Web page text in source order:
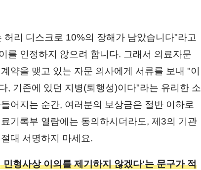
리 디스크로 10%의 장해가 남았습니다"라고
를 인정하지 않으려 합니다. 그래서 의료자문
약을 맺고 있는 자문 의사에게 서류를 보내 "이
, 기존에 있던 지병(퇴행성)이다"라는 유리한 소
어지는 순간, 여러분의 보상금은 절반 이하로
기록부 열람에는 동의하시더라도, 제3의 기관
대 서명하지 마세요.
형사상 이의를 제기하지 않겠다'는 문구가 적